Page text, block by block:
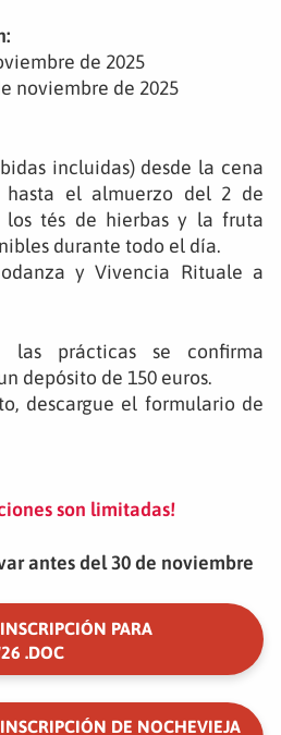
de 2025
noviembre de 2025
incluidas) desde la cena
el almuerzo del 2 de
tés de hierbas y la fruta
durante todo el día.
y Vivencia Rituale a
las prácticas se confirma
depósito de 150 euros.
descargue el formulario de
son limitadas!
antes del 30 de noviembre
PARA
.DOC
DE NOCHEVIEJA